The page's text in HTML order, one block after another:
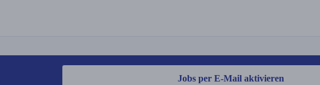
Jobs per E-Mail aktivieren